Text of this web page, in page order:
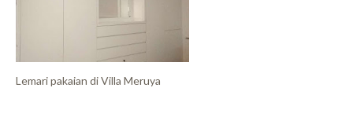
Lemari pakaian di Villa Meruya